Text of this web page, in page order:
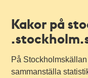
Kakor på
På
sammanställa